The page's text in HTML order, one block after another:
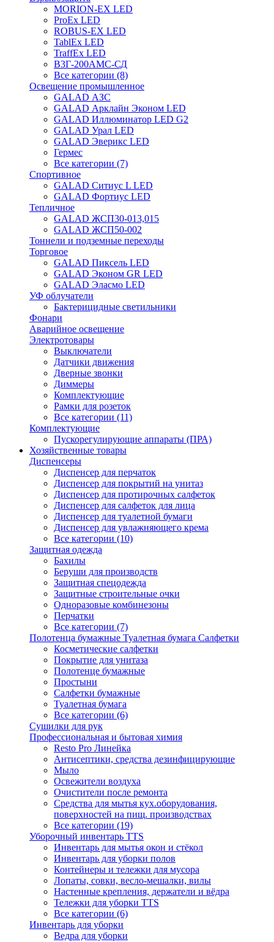
MORION-EX LED
ProEx LED
ROBUS-EX LED
TablEx LED
TraffEx LED
В3Г-200АМС-СД
Все категории (8)
Освещение промышленное
GALAD АЗС
GALAD Арклайн Эконом LED
GALAD Иллюминатор LED G2
GALAD Урал LED
GALAD Эверикс LED
Гермес
Все категории (7)
Спортивное
GALAD Ситиус L LED
GALAD Фортиус LED
Тепличное
GALAD ЖСП30-013,015
GALAD ЖСП50-002
Тоннели и подземные переходы
Торговое
GALAD Пиксель LED
GALAD Эконом GR LED
GALAD Эласмо LED
УФ облучатели
Бактерицидные светильники
Фонари
Аварийное освещение
Электротовары
Выключатели
Датчики движения
Дверные звонки
Диммеры
Комплектующие
Рамки для розеток
Все категории (11)
Комплектующие
Пускорегулирующие аппараты (ПРА)
Хозяйственные товары
Диспенсеры
Диспенсер для перчаток
Диспенсер для покрытий на унитаз
Диспенсер для протирочных салфеток
Диспенсер для салфеток для лица
Диспенсер для туалетной бумаги
Диспенсер для увлажняющего крема
Все категории (10)
Защитная одежда
Бахилы
Беруши для производств
Защитная спецодежда
Защитные строительные очки
Одноразовые комбинезоны
Перчатки
Все категории (7)
Полотенца бумажные Туалетная бумага Салфетки
Косметические салфетки
Покрытие для унитаза
Полотенце бумажные
Простыни
Салфетки бумажные
Туалетная бумага
Все категории (6)
Сушилки для рук
Профессиональная и бытовая химия
Resto Pro Линейка
Антисептики, средства дезинфицирующие
Мыло
Освежители воздуха
Очистители после ремонта
Средства для мытья кух.оборудования,
поверхностей на пищ. производствах
Все категории (19)
Уборочный инвентарь TTS
Инвентарь для мытья окон и стёкол
Инвентарь для уборки полов
Контейнеры и тележки для мусора
Лопаты, совки, весло-мешалки, вилы
Настенные крепления, держатели и вёдра
Тележки для уборки TTS
Все категории (6)
Инвентарь для уборки
Ведра для уборки